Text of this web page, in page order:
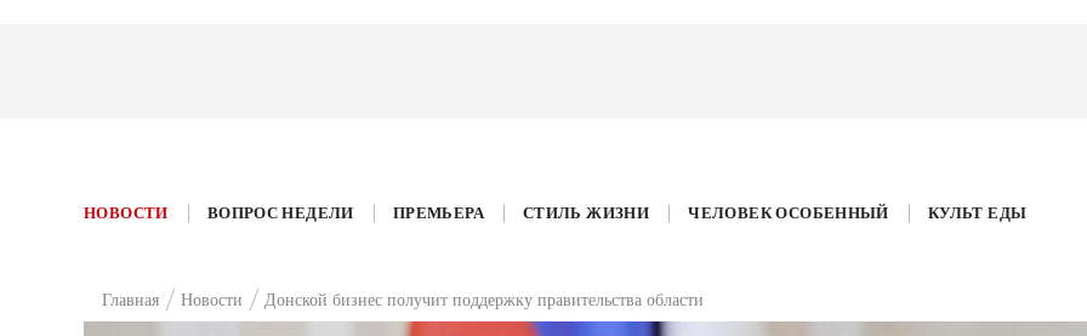
НОВОСТИ ВОПРОС НЕДЕЛИ ПРЕМЬЕРА СТИЛЬ ЖИЗНИ ЧЕЛОВЕК ОСОБЕННЫЙ КУЛЬТ ЕДЫ
Главная Новости Донской бизнес получит поддержку правительства области